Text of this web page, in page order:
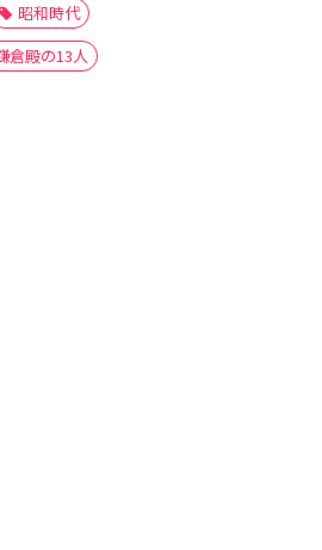
昭和時代
倉殿の13人